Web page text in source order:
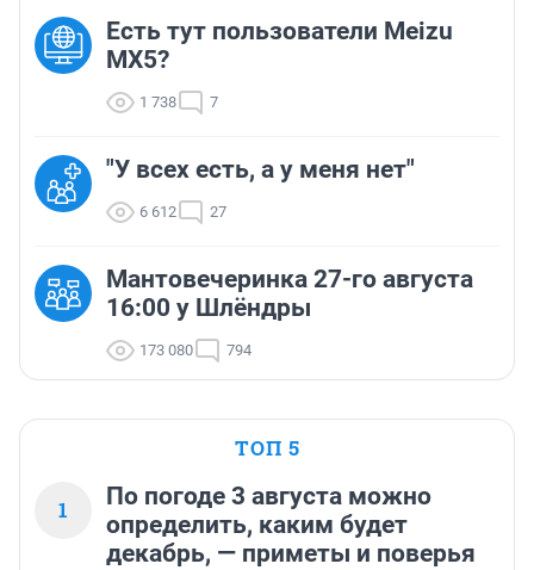
Есть тут пользователи Meizu
MX5?
1 738 7
"У всех есть, а у меня нет"
6 612 27
Мантовечеринка 27-го августа
16:00 у Шлёндры
173 080 794
ТОП 5
1
По погоде 3 августа можно
определить, каким будет
декабрь, — приметы и поверья